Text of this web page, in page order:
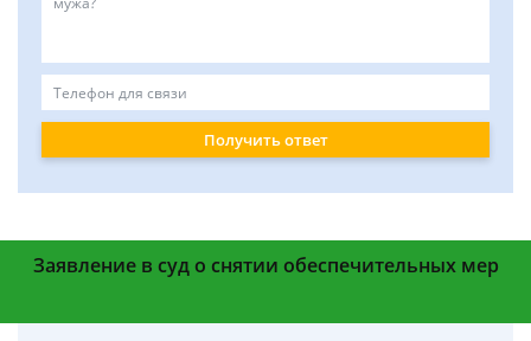
Получить ответ
Заявление в суд о снятии обеспечительных мер